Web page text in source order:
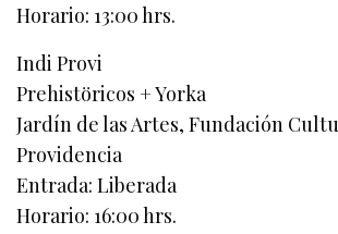
Horario: 13:00 hrs.
Indi Provi
Prehistöricos + Yorka
Jardín de las Artes, Fundación
Providencia
Entrada: Liberada
Horario: 16:00 hrs.